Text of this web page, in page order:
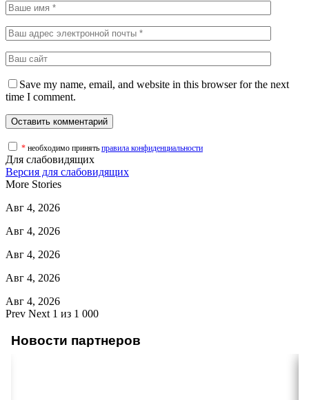
Save my name, email, and website in this browser for the next
time I comment.
* необходимо принять правила конфиденциальности
Для слабовидящих
Версия для слабовидящих
More Stories
Авг 4, 2026
Авг 4, 2026
Авг 4, 2026
Авг 4, 2026
Авг 4, 2026
Prev Next 1 из 1 000
Новости партнеров